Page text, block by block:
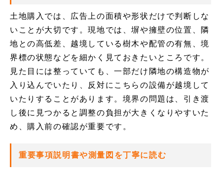
土地購入では、広告上の面積や形状だけで判断しな
いことが大切です。現地では、塀や擁壁の位置、隣
地との高低差、越境している樹木や配管の有無、境
界標の状態などを細かく見ておきたいところです。
見た目には整っていても、一部だけ隣地の構造物が
入り込んでいたり、反対にこちらの設備が越境して
いたりすることがあります。境界の問題は、引き渡
し後に見つかると調整の負担が大きくなりやすいた
め、購入前の確認が重要です。
重要事項説明書や測量図を丁寧に読む